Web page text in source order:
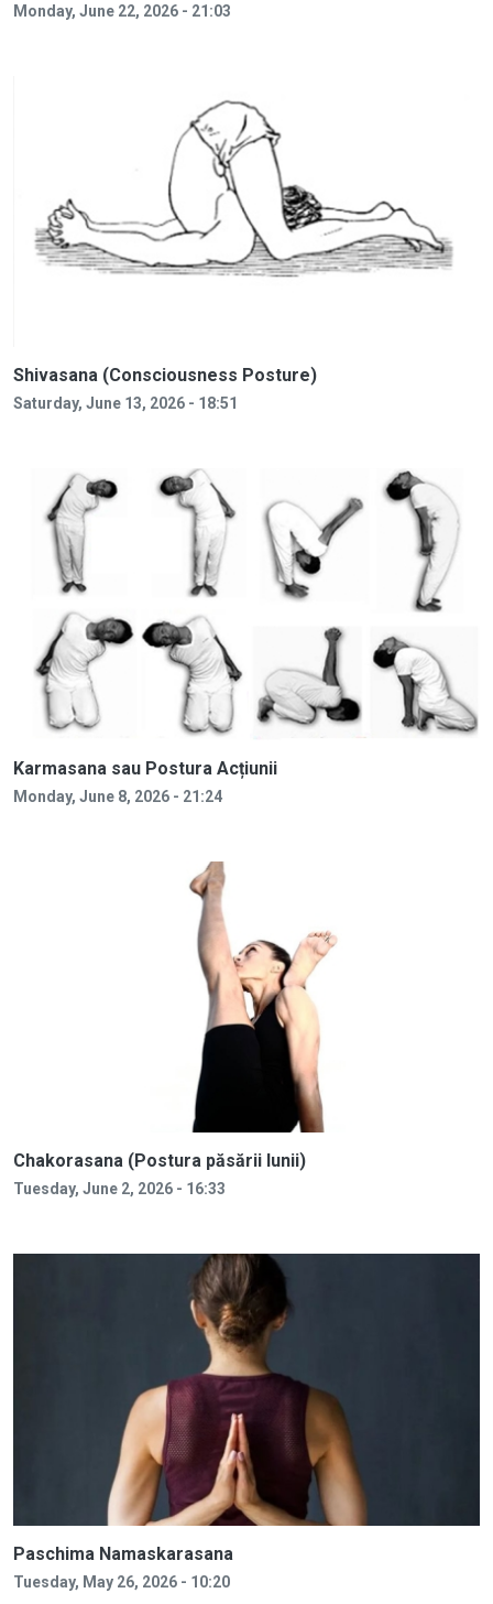
Monday, June 22, 2026 - 21:03
Shivasana (Consciousness Posture)
Saturday, June 13, 2026 - 18:51
Karmasana sau Postura Acțiunii
Monday, June 8, 2026 - 21:24
Chakorasana (Postura păsării lunii)
Tuesday, June 2, 2026 - 16:33
Paschima Namaskarasana
Tuesday, May 26, 2026 - 10:20